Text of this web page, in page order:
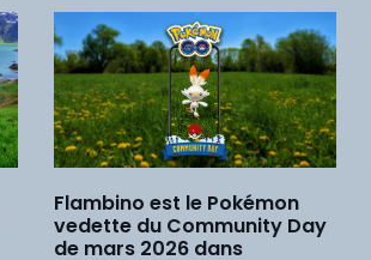
Flambino est le Pokémon
vedette du Community Day
de mars 2026 dans